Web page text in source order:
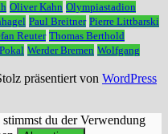
Oliver Kahn Olympiastadion
Paul Breitner Pierre Littbarski
Reuter Thomas Berthold
Werder Bremen Wolfgang
präsentiert von WordPress
du der Verwendung